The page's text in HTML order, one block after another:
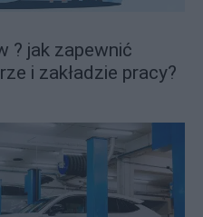
? jak zapewnić
i zakładzie pracy?